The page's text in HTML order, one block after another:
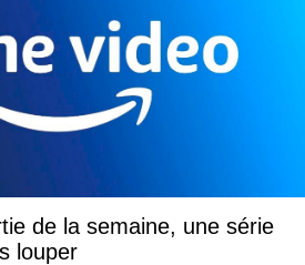
de la semaine, une série
louper